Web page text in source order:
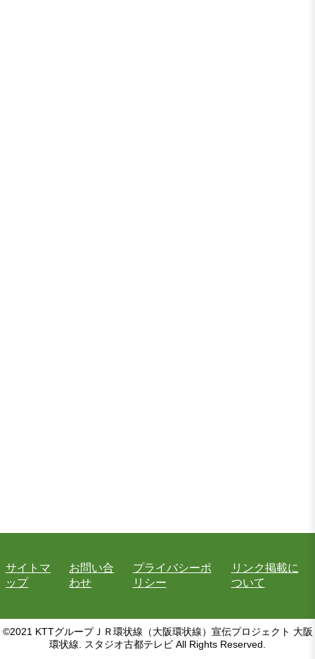
サイトマ
ップ
お問い合
わせ
プライバシーポ
リシー
リンク掲載に
ついて
©2021 KTTグループＪＲ環状線（大阪環状線）宣伝プロジェクト 大阪
環状線. スタジオ古都テレビ All Rights Reserved.